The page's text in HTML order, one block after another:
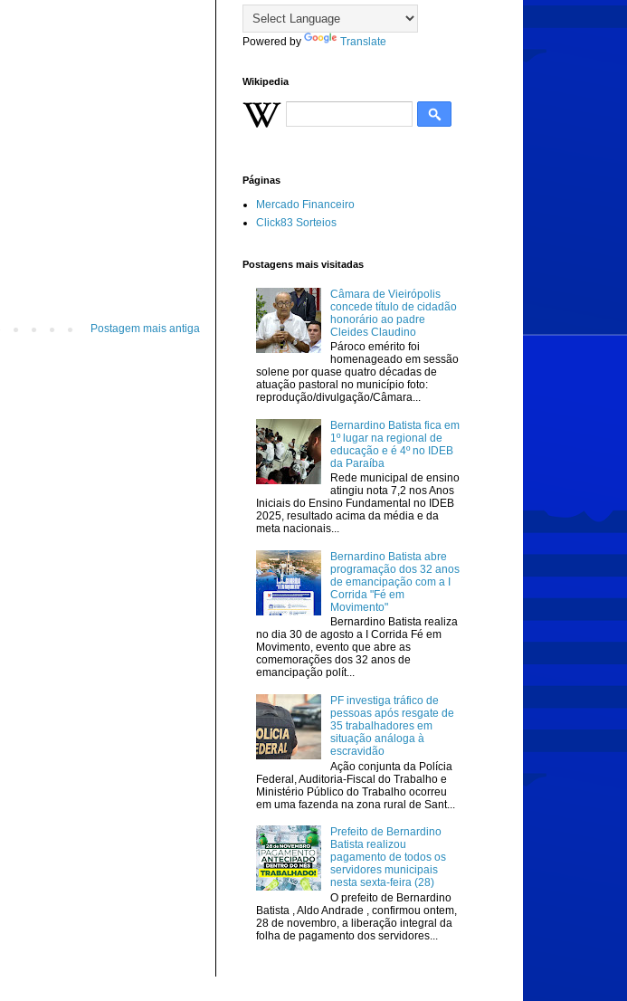
Postagem mais antiga
Powered by Translate
Wikipedia
Páginas
Mercado Financeiro
Click83 Sorteios
Postagens mais visitadas
Câmara de Vieirópolis
concede título de cidadão
honorário ao padre
Cleides Claudino
Pároco emérito foi
homenageado em sessão
solene por quase quatro décadas de
atuação pastoral no município foto:
reprodução/divulgação/Câmara...
Bernardino Batista fica em
1º lugar na regional de
educação e é 4º no IDEB
da Paraíba
Rede municipal de ensino
atingiu nota 7,2 nos Anos
Iniciais do Ensino Fundamental no IDEB
2025, resultado acima da média e da
meta nacionais...
Bernardino Batista abre
programação dos 32 anos
de emancipação com a I
Corrida "Fé em
Movimento"
Bernardino Batista realiza
no dia 30 de agosto a I Corrida Fé em
Movimento, evento que abre as
comemorações dos 32 anos de
emancipação polít...
PF investiga tráfico de
pessoas após resgate de
35 trabalhadores em
situação análoga à
escravidão
Ação conjunta da Polícia
Federal, Auditoria-Fiscal do Trabalho e
Ministério Público do Trabalho ocorreu
em uma fazenda na zona rural de Sant...
Prefeito de Bernardino
Batista realizou
pagamento de todos os
servidores municipais
nesta sexta-feira (28)
O prefeito de Bernardino
Batista , Aldo Andrade , confirmou ontem,
28 de novembro, a liberação integral da
folha de pagamento dos servidores...